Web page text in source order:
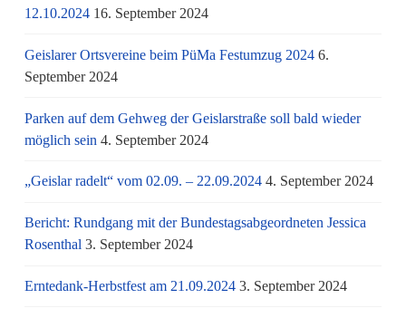
12.10.2024 16. September 2024
Geislarer Ortsvereine beim PüMa Festumzug 2024 6.
September 2024
Parken auf dem Gehweg der Geislarstraße soll bald wieder
möglich sein 4. September 2024
„Geislar radelt“ vom 02.09. – 22.09.2024 4. September 2024
Bericht: Rundgang mit der Bundestagsabgeordneten Jessica
Rosenthal 3. September 2024
Erntedank-Herbstfest am 21.09.2024 3. September 2024